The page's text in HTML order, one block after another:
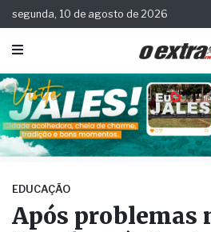
segunda, 10 de agosto de 2026
EDUCAÇÃO
Após problemas